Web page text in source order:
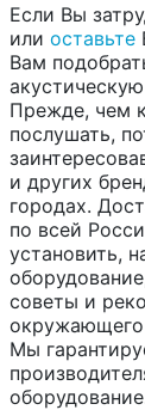
Если Вы
или оставьте
Вам
Прежде, чем
послушать,
и других
городах.
по всей
установить,
советы и
окружающего
Мы